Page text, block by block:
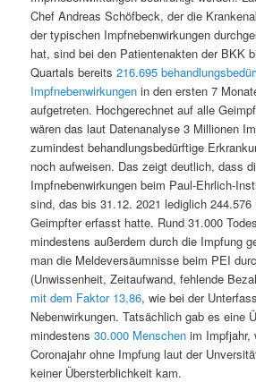
Chef Andreas Schöfbeck, der die
der typischen Impfnebenwirkungen
hat, sind bei den Patientenakten der BKK
Quartals bereits216.695
Impfnebenwirkungenin den ersten 7
aufgetreten. Hochgerechnet auf alle
wären das laut Datenanalyse 3 Millionen
zumindest behandlungsbedürftige
noch aufweisen. Das zeigt deutlich, dass
Impfnebenwirkungen beim Paul-Ehrlich-
sind, das bis 31.12. 2021 lediglich 244.576
Geimpfter erfasst hatte. Rund 31.000
mindestens außerdem durch die Impfung
man die Meldeversäumnisse beim PEI
(Unwissenheit, Zeitaufwand, fehlende
mit dem Faktor 13,86, wie bei der
Nebenwirkungen. Tatsächlich gab es eine
mindestens30.000 Menschen im Impfjahr,
Coronajahr ohne Impfung laut der
keiner Übersterblichkeit kam.